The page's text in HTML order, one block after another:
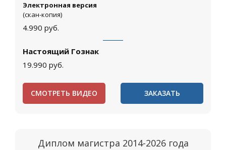
Электронная версия
(скан-копия)
4.990 руб.
Настоящий Гознак
19.990 руб.
СМОТРЕТЬ ВИДЕО ЗАКАЗАТЬ
Диплом магистра 2014-2026 года